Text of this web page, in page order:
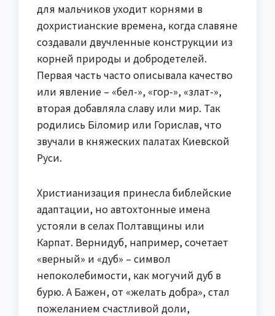
для мальчиков уходит корнями в
дохристианские времена, когда славяне
создавали двучленные конструкции из
корней природы и добродетелей.
Первая часть часто описывала качество
или явление – «бел-», «гор-», «злат-»,
вторая добавляла славу или мир. Так
родились Біломир или Горислав, что
звучали в княжеских палатах Киевской
Руси.
Христианизация принесла библейские
адаптации, но автохтонные имена
устояли в селах Полтавщины или
Карпат. Вернидуб, например, сочетает
«верный» и «дуб» – символ
непоколебимости, как могучий дуб в
бурю. А Бажен, от «желать добра», стал
пожеланием счастливой доли,